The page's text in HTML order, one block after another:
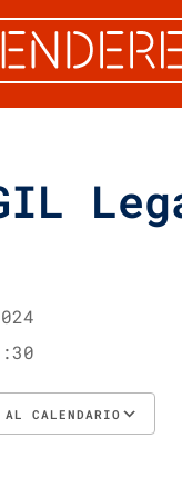
CALENDARIO